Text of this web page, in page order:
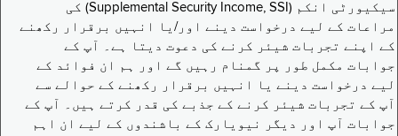
سیکیورٹی انکم (Supplemental Security Income, SSI) کی
مراعات کے لیے درخواست دینے اور/یا انہیں برقرار رکھنے
کے اپنے تجربات شیئر کرنے کی دعوت دیتا ہے۔ آپ کے
جوابات مکمل طور پر گمنام رہیں گے اور ہم ان فوائد کے
لیے درخواست دینے یا انہیں برقرار رکھنے کے حوالے سے
آپ کے تجربات شیئر کرنے کے جذبے کی قدر کرتے ہیں۔ آپ کے
جوابات آپ اور دیگر نیویارک کے باشندوں کے لیے ان اہم